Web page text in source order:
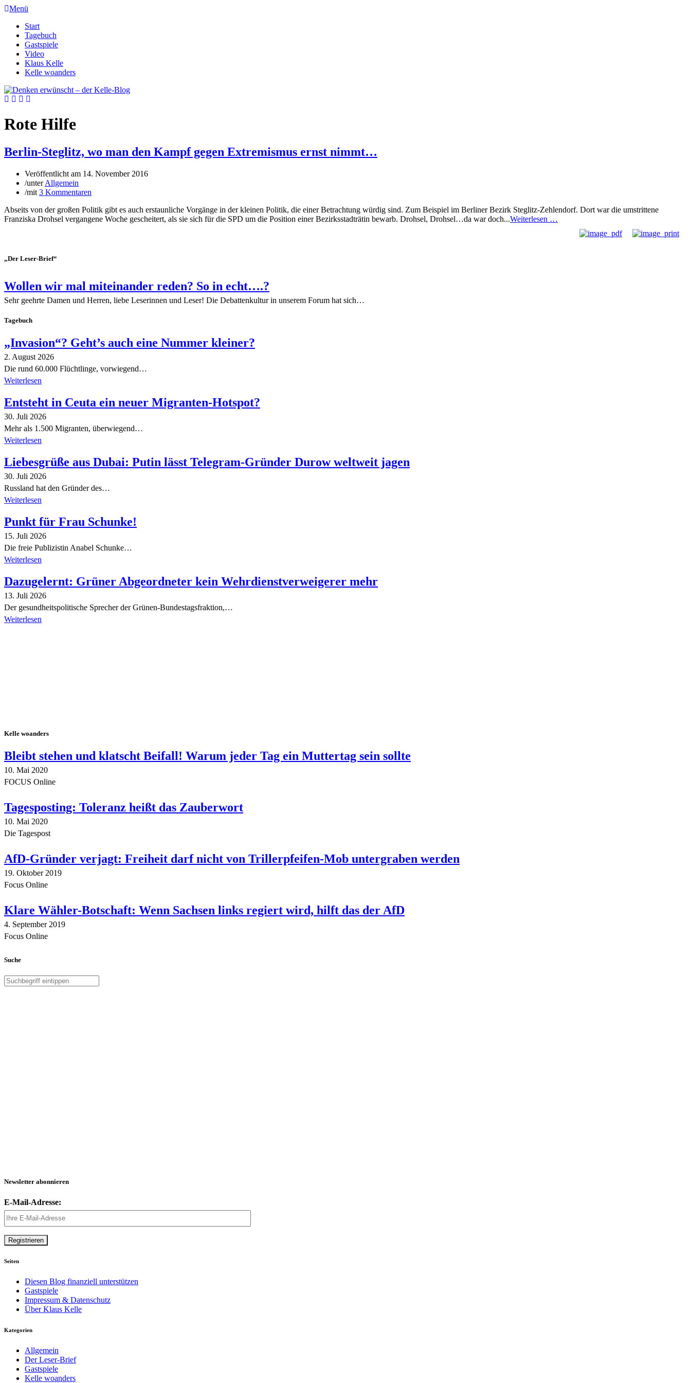
Menü
Start
Tagebuch
Gastspiele
Video
Klaus Kelle
Kelle woanders
Rote Hilfe
Berlin-Steglitz, wo man den Kampf gegen Extremismus ernst nimmt…
Veröffentlicht am 14. November 2016
/unterAllgemein
/mit 3 Kommentaren
Abseits von der großen Politik gibt es auch erstaunliche Vorgänge in der kleinen Politik, die einer Betrachtung würdig sind. Zum Beispiel im Berliner Bezirk Steglitz-Zehlendorf. Dort war die umstrittene
Franziska Drohsel vergangene Woche gescheitert, als sie sich für die SPD um die Position einer Bezirksstadträtin bewarb. Drohsel, Drohsel…da war doch...Weiterlesen …
„Der Leser-Brief“
Wollen wir mal miteinander reden? So in echt….?
Sehr geehrte Damen und Herren, liebe Leserinnen und Leser! Die Debattenkultur in unserem Forum hat sich…
Tagebuch
„Invasion“? Geht’s auch eine Nummer kleiner?
2. August 2026
Die rund 60.000 Flüchtlinge, vorwiegend…
Weiterlesen
Entsteht in Ceuta ein neuer Migranten-Hotspot?
30. Juli 2026
Mehr als 1.500 Migranten, überwiegend…
Weiterlesen
Liebesgrüße aus Dubai: Putin lässt Telegram-Gründer Durow weltweit jagen
30. Juli 2026
Russland hat den Gründer des…
Weiterlesen
Punkt für Frau Schunke!
15. Juli 2026
Die freie Publizistin Anabel Schunke…
Weiterlesen
Dazugelernt: Grüner Abgeordneter kein Wehrdienstverweigerer mehr
13. Juli 2026
Der gesundheitspolitische Sprecher der Grünen-Bundestagsfraktion,…
Weiterlesen
Kelle woanders
Bleibt stehen und klatscht Beifall! Warum jeder Tag ein Muttertag sein sollte
10. Mai 2020
FOCUS Online
Tagesposting: Toleranz heißt das Zauberwort
10. Mai 2020
Die Tagespost
AfD-Gründer verjagt: Freiheit darf nicht von Trillerpfeifen-Mob untergraben werden
19. Oktober 2019
Focus Online
Klare Wähler-Botschaft: Wenn Sachsen links regiert wird, hilft das der AfD
4. September 2019
Focus Online
Suche
Newsletter abonnieren
E-Mail-Adresse:
Seiten
Diesen Blog finanziell unterstützen
Gastspiele
Impressum & Datenschutz
Über Klaus Kelle
Kategorien
Allgemein
Der Leser-Brief
Gastspiele
Kelle woanders